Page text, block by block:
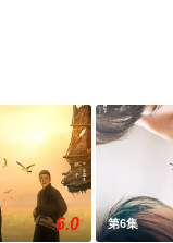
6.0 第6集